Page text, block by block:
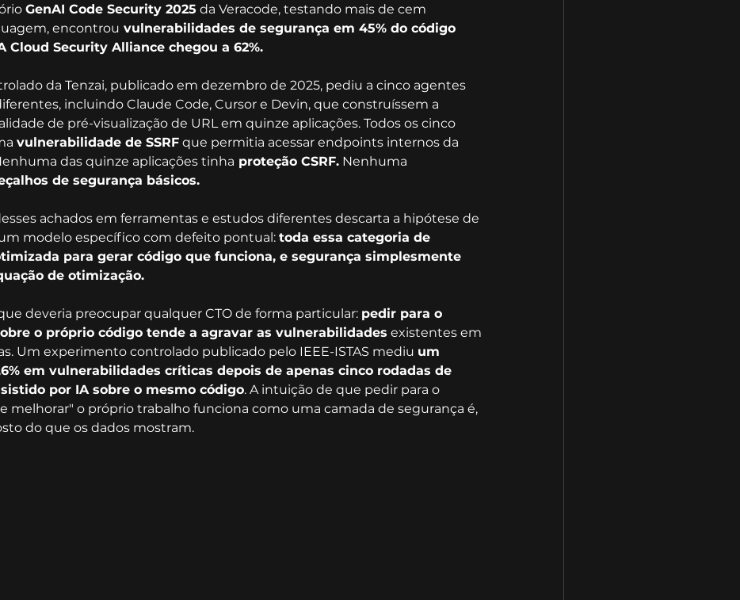
GenAI Code Security 2025 da Veracode, testando mais de cem
encontrou vulnerabilidades de segurança em 45% do código
Cloud Security Alliance chegou a 62%.
da Tenzai, publicado em dezembro de 2025, pediu a cinco agentes
incluindo Claude Code, Cursor e Devin, que construíssem a
de pré-visualização de URL em quinze aplicações. Todos os cinco
vulnerabilidade de SSRF que permitia acessar endpoints internos da
das quinze aplicações tinha proteção CSRF. Nenhuma
de segurança básicos.
achados em ferramentas e estudos diferentes descarta a hipótese de
modelo específico com defeito pontual: toda essa categoria de
para gerar código que funciona, e segurança simplesmente
de otimização.
deveria preocupar qualquer CTO de forma particular: pedir para o
o próprio código tende a agravar as vulnerabilidades existentes em
Um experimento controlado publicado pelo IEEE-ISTAS mediu um
em vulnerabilidades críticas depois de apenas cinco rodadas de
por IA sobre o mesmo código. A intuição de que pedir para o
melhorar" o próprio trabalho funciona como uma camada de segurança é,
do que os dados mostram.